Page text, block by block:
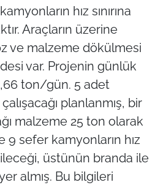
hız sınırına
Araçların üzerine
ve malzeme dökülmesi
var. Projenin günlük
ton/gün. 5 adet
planlanmış, bir
malzeme 25 ton olarak
9 sefer kamyonların hız
üstünün branda ile
almış. Bu bilgileri